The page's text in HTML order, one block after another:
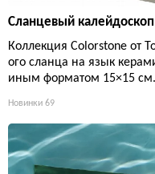
Сланцевый калейдоскоп
Коллекция Colorstone от
ого сланца на язык
иным форматом 15×15 см.
Новинки 69